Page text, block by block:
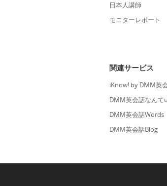
日本人講師
モニターレポート
関連サービス
iKnow! by DMM英
DMM英会話なんて
DMM英会話Words
DMM英会話Blog